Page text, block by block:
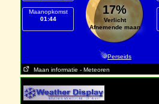
Maanopkomst
01:44
17%
Verlicht
Afnemende maan
Perseids
Maan informatie - Meteoren